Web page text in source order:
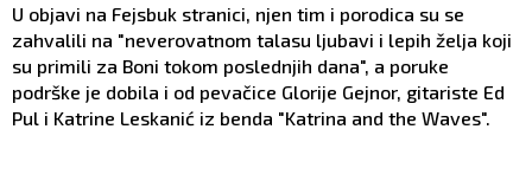
U objavi na Fejsbuk stranici, njen tim i porodica su se
zahvalili na "neverovatnom talasu ljubavi i lepih želja koji
su primili za Boni tokom poslednjih dana", a poruke
podrške je dobila i od pevačice Glorije Gejnor, gitariste Ed
Pul i Katrine Leskanić iz benda "Katrina and the Waves".